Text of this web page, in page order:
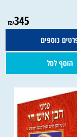
₪345
נוספים
הוסף לסל